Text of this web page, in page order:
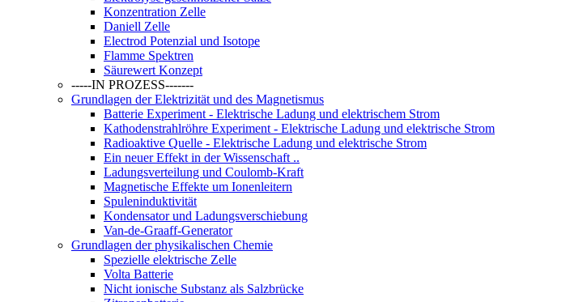
Konzentration Zelle
Daniell Zelle
Electrod Potenzial und Isotope
Flamme Spektren
Säurewert Konzept
-----IN PROZESS-------
Grundlagen der Elektrizität und des Magnetismus
Batterie Experiment - Elektrische Ladung und elektrischem Strom
Kathodenstrahlröhre Experiment - Elektrische Ladung und elektrische Strom
Radioaktive Quelle - Elektrische Ladung und elektrische Strom
Ein neuer Effekt in der Wissenschaft ..
Ladungsverteilung und Coulomb-Kraft
Magnetische Effekte um Ionenleitern
Spuleninduktivität
Kondensator und Ladungsverschiebung
Van-de-Graaff-Generator
Grundlagen der physikalischen Chemie
Spezielle elektrische Zelle
Volta Batterie
Nicht ionische Substanz als Salzbrücke